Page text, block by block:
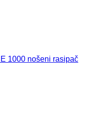
1000 nošeni rasipač